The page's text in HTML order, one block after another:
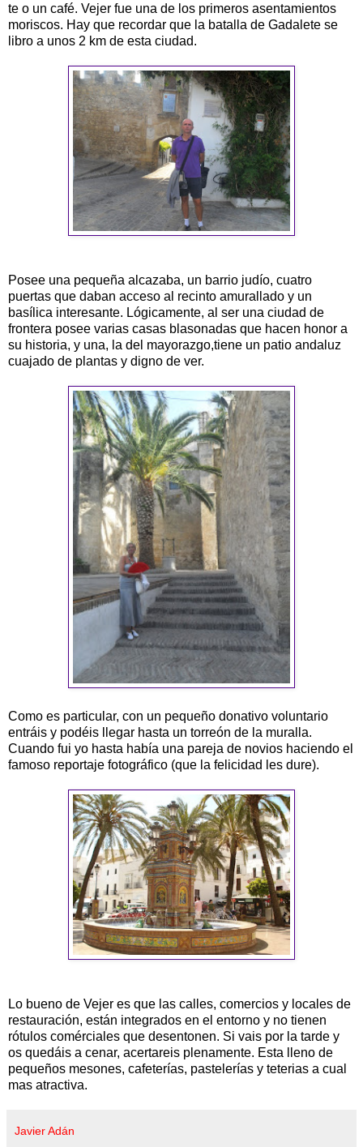
te o un café. Vejer fue una de los primeros asentamientos
moriscos. Hay que recordar que la batalla de Gadalete se
libro a unos 2 km de esta ciudad.
Posee una pequeña alcazaba, un barrio judío, cuatro
puertas que daban acceso al recinto amurallado y un
basílica interesante. Lógicamente, al ser una ciudad de
frontera posee varias casas blasonadas que hacen honor a
su historia, y una, la del mayorazgo,tiene un patio andaluz
cuajado de plantas y digno de ver.
Como es particular, con un pequeño donativo voluntario
entráis y podéis llegar hasta un torreón de la muralla.
Cuando fui yo hasta había una pareja de novios haciendo el
famoso reportaje fotográfico (que la felicidad les dure).
Lo bueno de Vejer es que las calles, comercios y locales de
restauración, están integrados en el entorno y no tienen
rótulos comérciales que desentonen. Si vais por la tarde y
os quedáis a cenar, acertareis plenamente. Esta lleno de
pequeños mesones, cafeterías, pastelerías y teterias a cual
mas atractiva.
Javier Adán